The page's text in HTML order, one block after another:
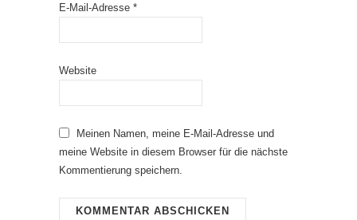
E-Mail-Adresse *
Website
Meinen Namen, meine E-Mail-Adresse und
meine Website in diesem Browser für die nächste
Kommentierung speichern.